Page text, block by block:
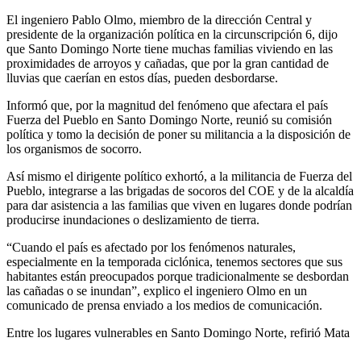
El ingeniero Pablo Olmo, miembro de la dirección Central y
presidente de la organización política en la circunscripción 6, dijo
que Santo Domingo Norte tiene muchas familias viviendo en las
proximidades de arroyos y cañadas, que por la gran cantidad de
lluvias que caerían en estos días, pueden desbordarse.
Informó que, por la magnitud del fenómeno que afectara el país
Fuerza del Pueblo en Santo Domingo Norte, reunió su comisión
política y tomo la decisión de poner su militancia a la disposición de
los organismos de socorro.
Así mismo el dirigente político exhortó, a la militancia de Fuerza del
Pueblo, integrarse a las brigadas de socoros del COE y de la alcaldía
para dar asistencia a las familias que viven en lugares donde podrían
producirse inundaciones o deslizamiento de tierra.
“Cuando el país es afectado por los fenómenos naturales,
especialmente en la temporada ciclónica, tenemos sectores que sus
habitantes están preocupados porque tradicionalmente se desbordan
las cañadas o se inundan”, explico el ingeniero Olmo en un
comunicado de prensa enviado a los medios de comunicación.
Entre los lugares vulnerables en Santo Domingo Norte, refirió Mata